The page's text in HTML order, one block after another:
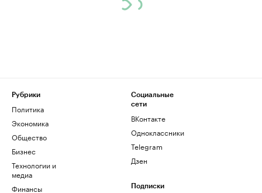
Рубрики
Политика
Экономика
Общество
Бизнес
Технологии и
медиа
Финансы
Социальные
сети
ВКонтакте
Одноклассники
Telegram
Дзен
Подписки